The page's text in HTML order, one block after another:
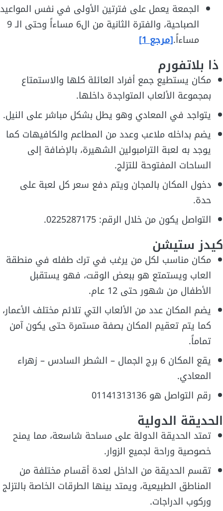
الجمعة يعمل على فترتين الأولى في نفس المواعيد
الصباحية، والفترة الثانية من ال6 مساءاً وحتى الـ 9
مساءاً.[مرجع 1]
ذا بلاتفورم
مكان يستطيع جمع أفراد العائلة كلها والاستمتاع
بمجموعة الألعاب المتواجدة داخلها.
يتواجد في المعادي وهو يطل بشكل مباشر على النيل.
يضم بداخله ملاعب وعدد من المطاعم والكافيهات كما
يوجد به لعبة الترامبولين الشهيرة، بالإضافة إلى
الساحات المفتوحة للتزلج.
دخول المكان بالمجان ويتم دفع سعر كل لعبة على
حدة.
التواصل يكون من خلال الرقم: 0225287175.
كيدز ستيشن
مكان مناسب لكل من يرغب في ترك طفله في منطقة
العاب ويستمتع هو ببعض الوقت، فهو يستقبل
الأطفال من شهور حتى 12 عام.
يضم المكان عدد من الألعاب التي تلائم مختلف الأعمار،
كما يتم تعقيم المكان بصفة مستمرة حتى يكون آمن
تماماً.
يقع المكان 6 برج الجمال – الشطر السادس – زهراء
المعادي.
رقم التواصل هو 01141313136
الحديقة الدولية
تمتد الحديقة الدولة على مساحة شاسعة، مما يمنح
خصوصية وراحة لجميع الزوار.
تقسم الحديقة من الداخل لعدة أقسام مختلفة من
المناطق الطبيعية، ويمتد بينها الطرقات الخاصة بالتزلج
وركوب الدراجات.